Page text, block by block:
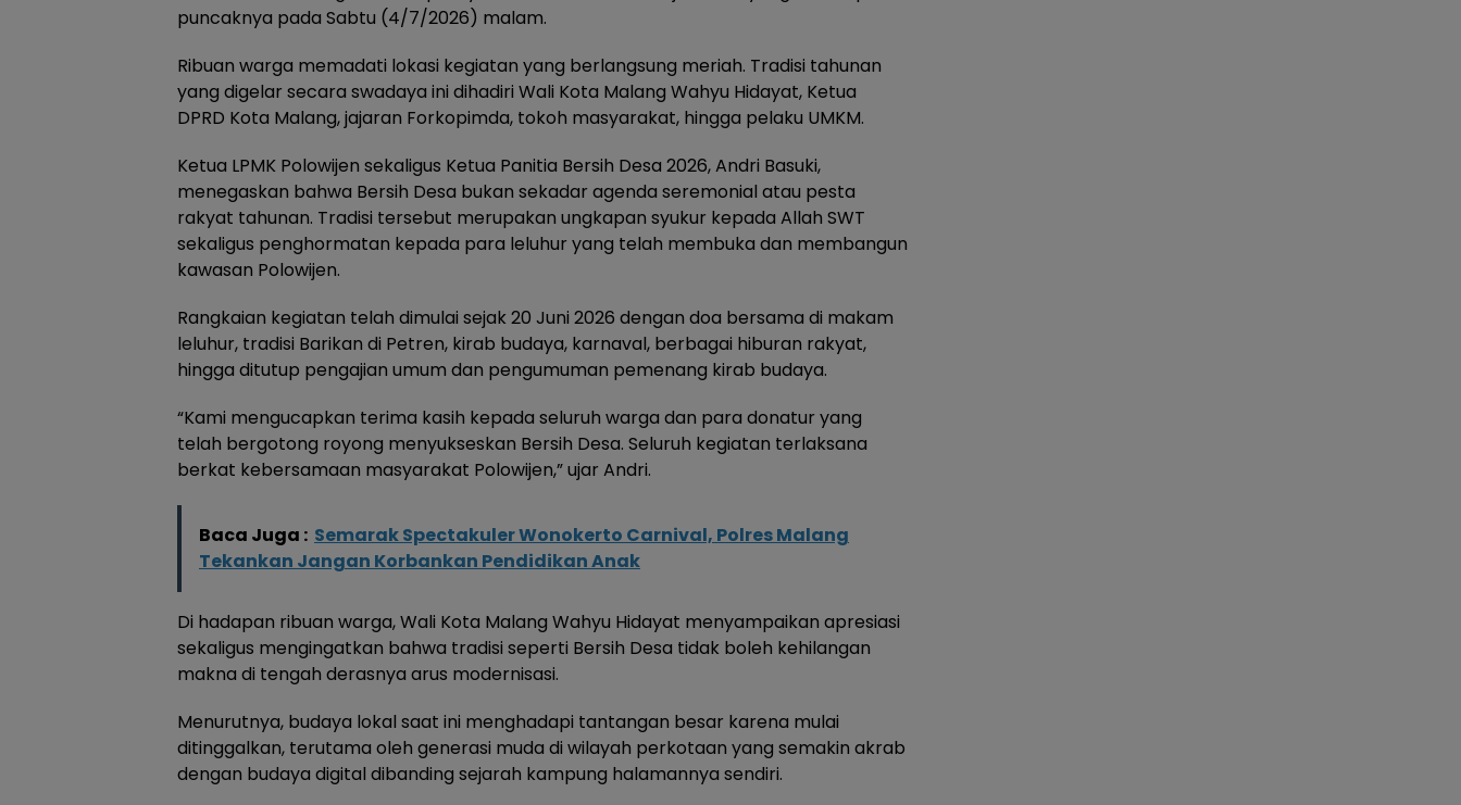
puncaknya pada Sabtu (4/7/2026) malam.
Ribuan warga memadati lokasi kegiatan yang berlangsung meriah. Tradisi tahunan
yang digelar secara swadaya ini dihadiri Wali Kota Malang Wahyu Hidayat, Ketua
DPRD Kota Malang, jajaran Forkopimda, tokoh masyarakat, hingga pelaku UMKM.
Ketua LPMK Polowijen sekaligus Ketua Panitia Bersih Desa 2026, Andri Basuki,
menegaskan bahwa Bersih Desa bukan sekadar agenda seremonial atau pesta
rakyat tahunan. Tradisi tersebut merupakan ungkapan syukur kepada Allah SWT
sekaligus penghormatan kepada para leluhur yang telah membuka dan membangun
kawasan Polowijen.
Rangkaian kegiatan telah dimulai sejak 20 Juni 2026 dengan doa bersama di makam
leluhur, tradisi Barikan di Petren, kirab budaya, karnaval, berbagai hiburan rakyat,
hingga ditutup pengajian umum dan pengumuman pemenang kirab budaya.
“Kami mengucapkan terima kasih kepada seluruh warga dan para donatur yang
telah bergotong royong menyukseskan Bersih Desa. Seluruh kegiatan terlaksana
berkat kebersamaan masyarakat Polowijen,” ujar Andri.
Baca Juga : Semarak Spectakuler Wonokerto Carnival, Polres Malang
Tekankan Jangan Korbankan Pendidikan Anak
Di hadapan ribuan warga, Wali Kota Malang Wahyu Hidayat menyampaikan apresiasi
sekaligus mengingatkan bahwa tradisi seperti Bersih Desa tidak boleh kehilangan
makna di tengah derasnya arus modernisasi.
Menurutnya, budaya lokal saat ini menghadapi tantangan besar karena mulai
ditinggalkan, terutama oleh generasi muda di wilayah perkotaan yang semakin akrab
dengan budaya digital dibanding sejarah kampung halamannya sendiri.